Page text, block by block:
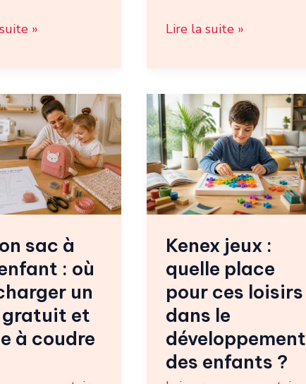
» Lire la suite »
sac à
: où
un
gratuit et
à coudre
Kenex jeux :
quelle place
pour ces loisirs
dans le
développement
des enfants ?
Kenex
jeux
:
quelle
place
pour
loisirs
dans
le
développement
des
enfants
?